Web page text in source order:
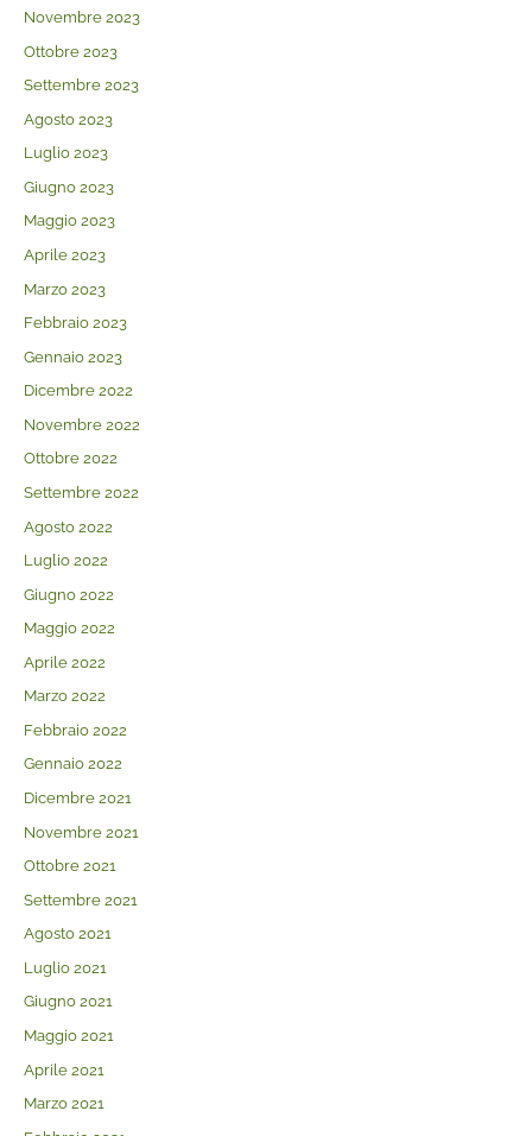
Novembre 2023
Ottobre 2023
Settembre 2023
Agosto 2023
Luglio 2023
Giugno 2023
Maggio 2023
Aprile 2023
Marzo 2023
Febbraio 2023
Gennaio 2023
Dicembre 2022
Novembre 2022
Ottobre 2022
Settembre 2022
Agosto 2022
Luglio 2022
Giugno 2022
Maggio 2022
Aprile 2022
Marzo 2022
Febbraio 2022
Gennaio 2022
Dicembre 2021
Novembre 2021
Ottobre 2021
Settembre 2021
Agosto 2021
Luglio 2021
Giugno 2021
Maggio 2021
Aprile 2021
Marzo 2021